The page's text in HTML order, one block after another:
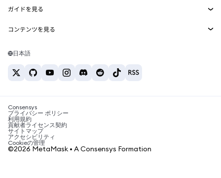
Snaps
Web3サービス
セキュリティ
サポート
キャリア
お問い合わせ
Solanaの価格
Tetherの価格
ETH→USD
USDT→INR
BTC→INR
ETH→USDT
ガイドを見る
ETHの購入
USDTの購入
SHIBの購入
BNBの購入
コンテンツを見る
Solanaウォレット
税制関連ニュース
暗号資産の購入方法は？
ビットコインを売るには？
日本語
Consensys
プライバシー ポリシー
利用規約
貢献者ライセンス契約
サイトマップ
アクセシビリティ
Cookieの管理
©2026 MetaMask • A Consensys Formation